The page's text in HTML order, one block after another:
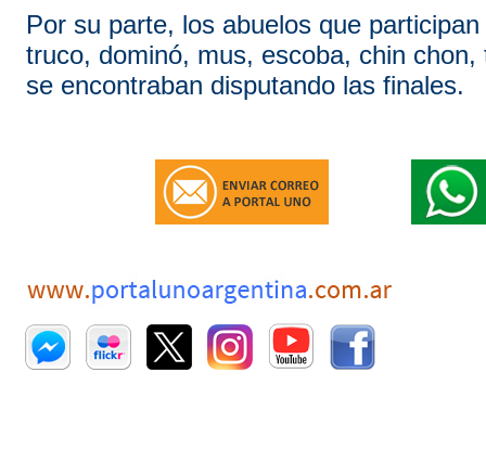
Por su parte, los abuelos que
truco, dominó, mus, escoba, chin chon,
se encontraban disputando las finales.